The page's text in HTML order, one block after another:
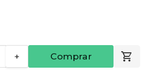
+ Comprar